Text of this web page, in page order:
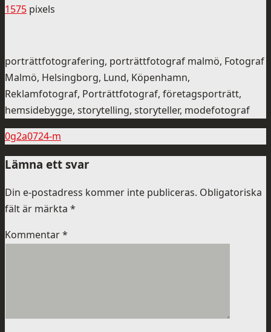
1575 pixels
porträttfotografering, porträttfotograf malmö, Fotograf
Malmö, Helsingborg, Lund, Köpenhamn,
Reklamfotograf, Porträttfotograf, företagsporträtt,
hemsidebygge, storytelling, storyteller, modefotograf
0g2a0724-m
Lämna ett svar
Din e-postadress kommer inte publiceras. Obligatoriska
fält är märkta *
Kommentar*